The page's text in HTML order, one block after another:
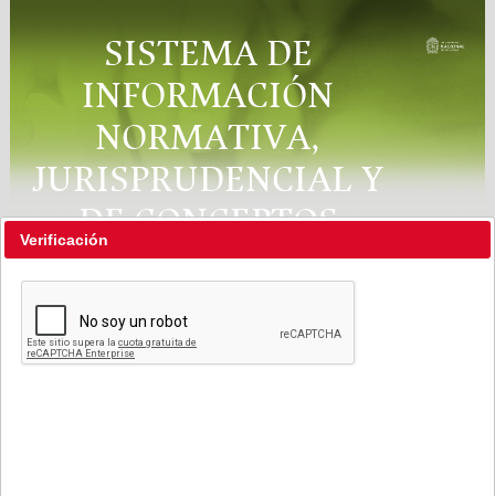
SISTEMA DE
INFORMACIÓN
NORMATIVA,
JURISPRUDENCIAL Y
DE CONCEPTOS
"RÉGIMEN LEGAL"
Verificación